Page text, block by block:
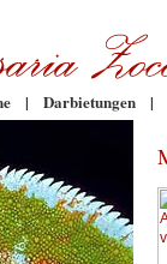
| Darbietungen |